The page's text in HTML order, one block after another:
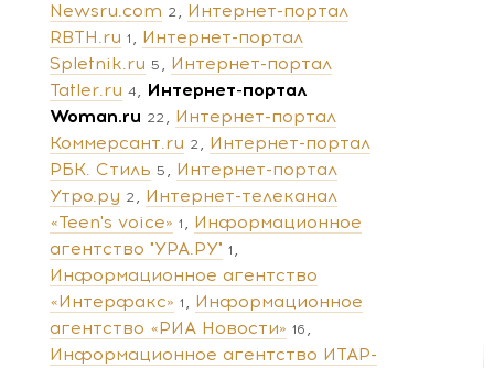
Newsru.com 2
Интернет-портал
RBTH.ru 1
Интернет-портал
Spletnik.ru 5
Интернет-портал
Tatler.ru 4
Интернет-портал
Woman.ru 22
Интернет-портал
Коммерсант.ru 2
Интернет-портал
РБК. Стиль 5
Интернет-портал
Утро.ру 2
Интернет-телеканал
«Teen's voice» 1
Информационное
агентство "УРА.РУ" 1
Информационное агентство
«Интерфакс» 1
Информационное
агентство «РИА Новости» 16
Информационное агентство ИТАР-